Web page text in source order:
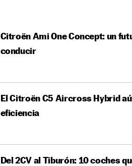
Citroën Ami One Concept: un
conducir
El Citroën C5 Aircross Hybrid
eficiencia
Del 2CV al Tiburón: 10 coches